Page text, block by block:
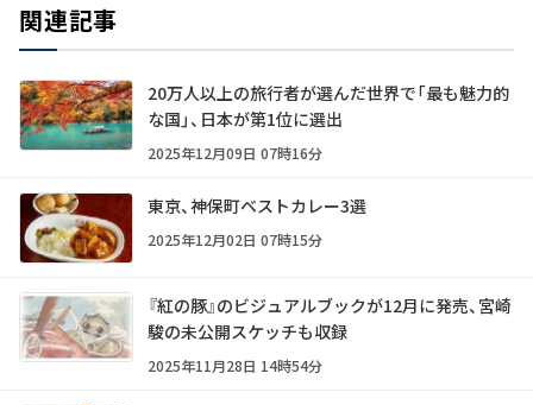
関連記事
20万人以上の旅行者が選んだ世界で「最も魅力的
な国」、日本が第1位に選出
2025年12月09日 07時16分
東京、神保町ベストカレー3選
2025年12月02日 07時15分
『紅の豚』のビジュアルブックが12月に発売、宮崎
駿の未公開スケッチも収録
2025年11月28日 14時54分